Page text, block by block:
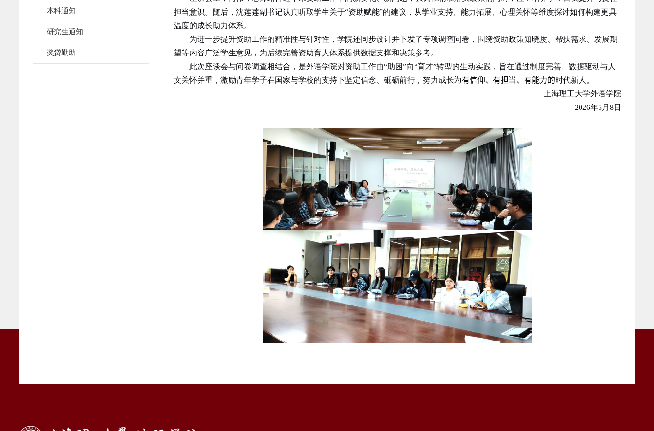
本科通知
研究生通知
奖贷勤助
担当意识。随后，沈莲莲副书记认真听取学生关于“资助赋能”的建议，从学业支持、能力拓展、心理关怀等维度探讨如何构建更具
温度的成长助力体系。
为进一步提升资助工作的精准性与针对性，学院还同步设计并下发了专项调查问卷，围绕资助政策知晓度、帮扶需求、发展期
望等内容广泛学生意见，为后续完善资助育人体系提供数据支撑和决策参考。
此次座谈会与问卷调查相结合，是外语学院对资助工作由“助困”向“育才”转型的生动实践，旨在通过制度完善、数据驱动与人
文关怀并重，激励青年学子在国家与学校的支持下坚定信念、砥砺前行，努力成长为有信仰、有担当、有能力的时代新人。
上海理工大学外语学院
2026年5月 8日